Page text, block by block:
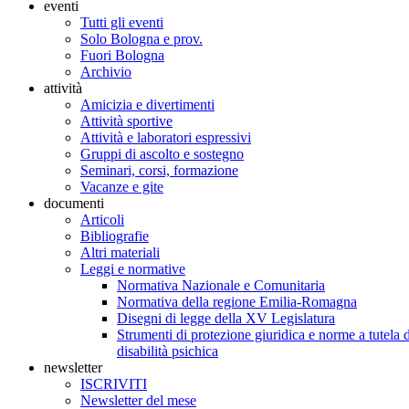
eventi
Tutti gli eventi
Solo Bologna e prov.
Fuori Bologna
Archivio
attività
Amicizia e divertimenti
Attività sportive
Attività e laboratori espressivi
Gruppi di ascolto e sostegno
Seminari, corsi, formazione
Vacanze e gite
documenti
Articoli
Bibliografie
Altri materiali
Leggi e normative
Normativa Nazionale e Comunitaria
Normativa della regione Emilia-Romagna
Disegni di legge della XV Legislatura
Strumenti di protezione giuridica e norme a tutela
disabilità psichica
newsletter
ISCRIVITI
Newsletter del mese